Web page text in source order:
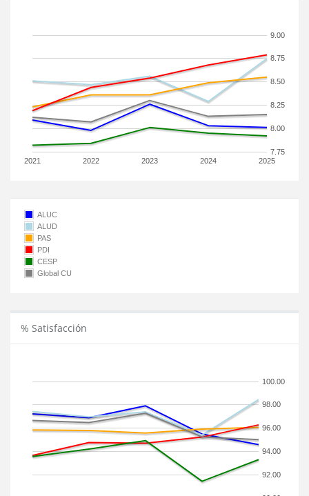
2021 2022 2023 2024 2025
7.75
8.00
8.25
8.50
8.75
9.00
ALUC
ALUD
PAS
PDI
CESP
Global CU
% Satisfacción
92.00
94.00
96.00
98.00
100.00